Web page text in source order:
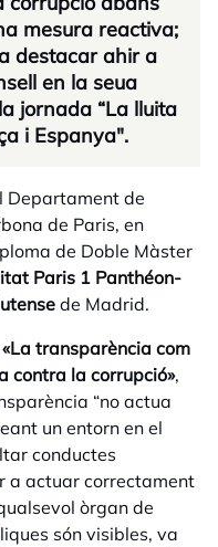
mesura reactiva;
destacar ahir a
en la seua
jornada “La lluita
i Espanya".
Departament de
de Paris, en
de Doble Màster
Paris 1 Panthéon-
de Madrid.
«La transparència com
contra la corrupció»,
“no actua
un entorn en el
conductes
a actuar correctament
òrgan de
són visibles, va